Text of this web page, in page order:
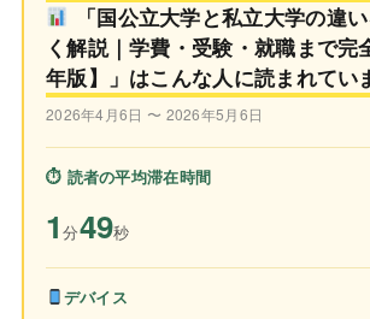
「国公立大学と私立大学の違
く解説｜学費・受験・就職まで完
年版】」はこんな人に読まれてい
2026年4月6日 〜 2026年5月6日
⏱ 読者の平均滞在時間
1分49秒
デバイス